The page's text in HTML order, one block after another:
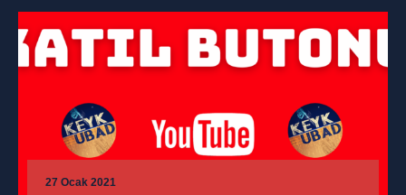
27 Ocak 2021